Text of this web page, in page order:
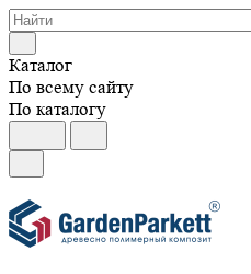
Каталог
По всему сайту
По каталогу